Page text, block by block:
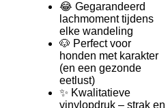
😂 Gegarandeerd
lachmoment tijdens
elke wandeling
🐶 Perfect voor
honden met karakter
(en een gezonde
eetlust)
✨ Kwalitatieve
vinylopdruk – strak en